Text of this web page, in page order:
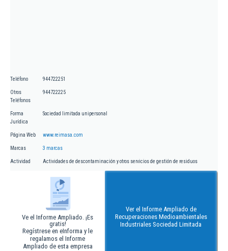
Teléfono 944722251
Otros
Teléfonos
944722225
Forma
Jurídica
Sociedad limitada unipersonal
Página Web www.reimasa.com
Marcas 3 marcas
Actividad Actividades de descontaminación y otros servicios de gestión de residuos
Ve el Informe Ampliado. ¡Es
gratis!
Regístrese en eInforma y le
regalamos el Informe
Ampliado de esta empresa
Ver el Informe Ampliado de
Recuperaciones Medioambientales
Industriales Sociedad Limitada